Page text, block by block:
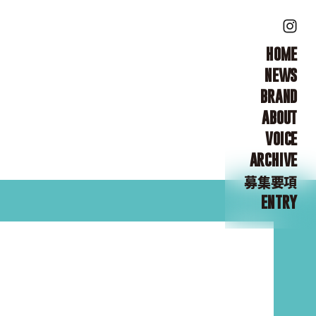
HOME
NEWS
BRAND
ABOUT
VOICE
ARCHIVE
募集要項
ENTRY